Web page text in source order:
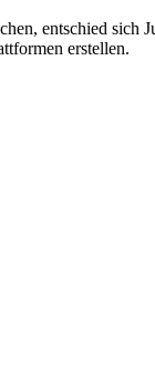
entschied
erstellen.